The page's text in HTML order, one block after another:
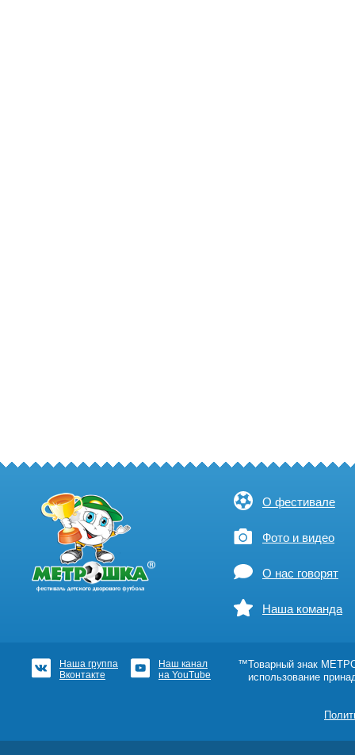
О фестивале
Фото и видео
О нас говорят
Наша команда
Наша группа
Вконтакте
Наш канал
на YouTube
™Товарный знак
использование